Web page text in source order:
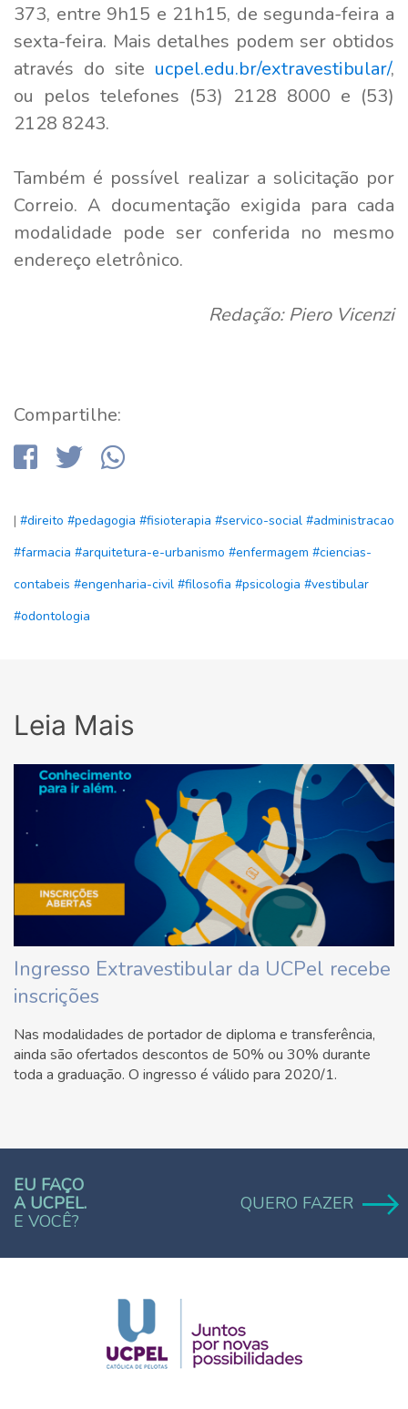
373, entre 9h15 e 21h15, de segunda-feira a
sexta-feira. Mais detalhes podem ser obtidos
através do site ucpel.edu.br/extravestibular/,
ou pelos telefones (53) 2128 8000 e (53)
2128 8243.
Também é possível realizar a solicitação por
Correio. A documentação exigida para cada
modalidade pode ser conferida no mesmo
endereço eletrônico.
Redação: Piero Vicenzi
Compartilhe:
| #direito #pedagogia #fisioterapia #servico-social #administracao
#farmacia #arquitetura-e-urbanismo #enfermagem #ciencias-
contabeis #engenharia-civil #filosofia #psicologia #vestibular
#odontologia
Leia Mais
Ingresso Extravestibular da UCPel recebe
inscrições
Nas modalidades de portador de diploma e transferência,
ainda são ofertados descontos de 50% ou 30% durante
toda a graduação. O ingresso é válido para 2020/1.
EU FAÇO
A UCPEL.
E VOCÊ?
QUERO FAZER